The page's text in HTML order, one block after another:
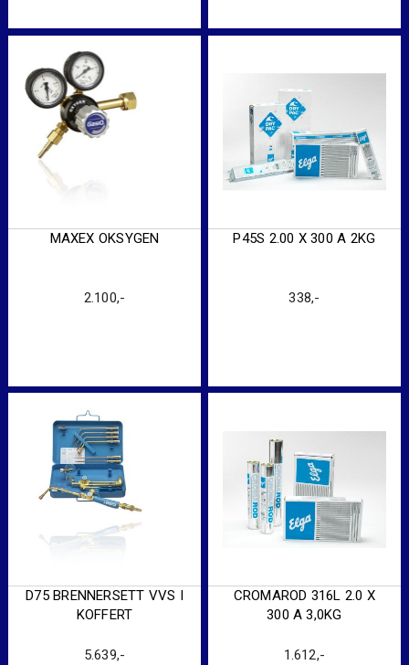
MAXEX OKSYGEN
2.100,-
P45S 2.00 X 300 A 2KG
338,-
D75 BRENNERSETT VVS I
KOFFERT
5.639,-
CROMAROD 316L 2.0 X
300 A 3,0KG
1.612,-